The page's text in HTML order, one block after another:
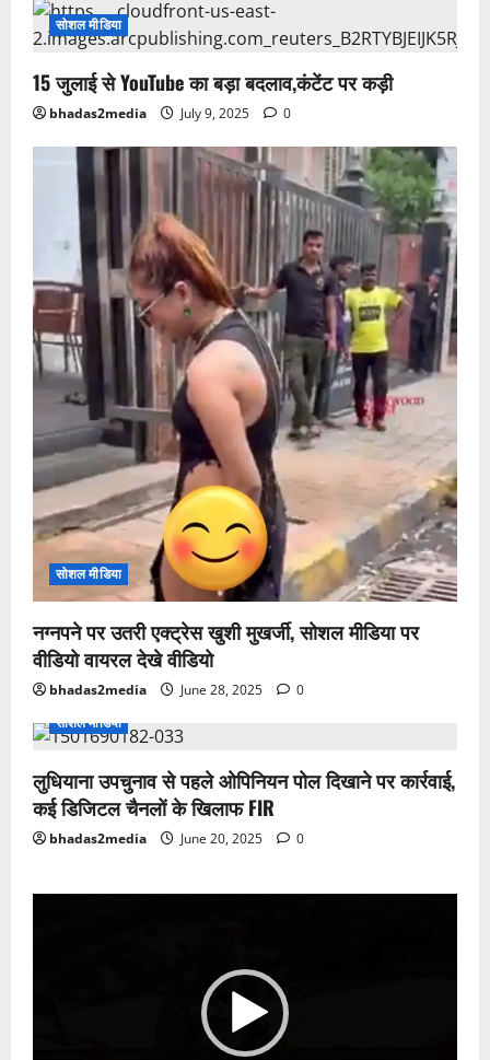
सोशल मीडिया
15 जुलाई से YouTube का बड़ा बदलाव,कंटेंट पर कड़ी
bhadas2media July 9, 2025 0
सोशल मीडिया
नग्नपने पर उतरी एक्ट्रेस खुशी मुखर्जी, सोशल मीडिया पर
वीडियो वायरल देखे वीडियो
bhadas2media June 28, 2025
0
सोशल मीडिया
लुधियाना उपचुनाव से पहले ओपिनियन पोल दिखाने पर कार्रवाई,
कई डिजिटल चैनलों के खिलाफ FIR
bhadas2media June 20, 2025 0